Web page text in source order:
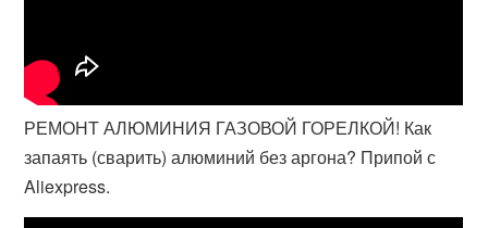
РЕМОНТ АЛЮМИНИЯ ГАЗОВОЙ ГОРЕЛКОЙ! Как
запаять (сварить) алюминий без аргона? Припой с
Aliexpress.